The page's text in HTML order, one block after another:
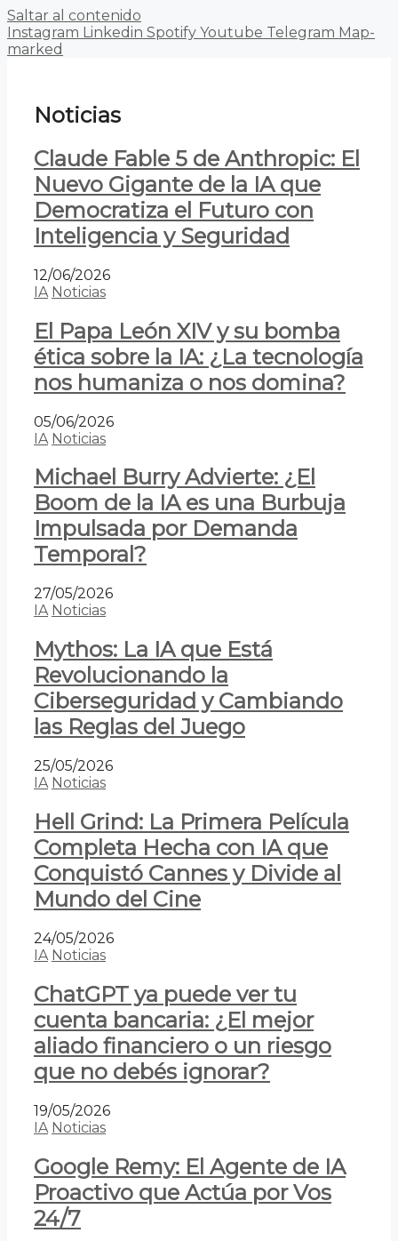
Saltar al contenido
Instagram Linkedin Spotify Youtube Telegram Map-
marked
Noticias
Claude Fable 5 de Anthropic: El
Nuevo Gigante de la IA que
Democratiza el Futuro con
Inteligencia y Seguridad
12/06/2026
IA Noticias
El Papa León XIV y su bomba
ética sobre la IA: ¿La tecnología
nos humaniza o nos domina?
05/06/2026
IA Noticias
Michael Burry Advierte: ¿El
Boom de la IA es una Burbuja
Impulsada por Demanda
Temporal?
27/05/2026
IA Noticias
Mythos: La IA que Está
Revolucionando la
Ciberseguridad y Cambiando
las Reglas del Juego
25/05/2026
IA Noticias
Hell Grind: La Primera Película
Completa Hecha con IA que
Conquistó Cannes y Divide al
Mundo del Cine
24/05/2026
IA Noticias
ChatGPT ya puede ver tu
cuenta bancaria: ¿El mejor
aliado financiero o un riesgo
que no debés ignorar?
19/05/2026
IA Noticias
Google Remy: El Agente de IA
Proactivo que Actúa por Vos
24/7